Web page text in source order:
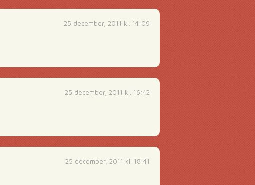
25 december, 2011 kl. 14:09
25 december, 2011 kl. 16:42
25 december, 2011 kl. 18:41